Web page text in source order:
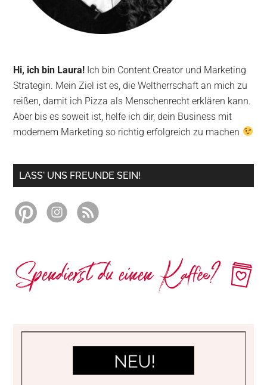
Hi, ich bin Laura! Ich bin Content Creator und Marketing
Strategin. Mein Ziel ist es, die Weltherrschaft an mich zu
reißen, damit ich Pizza als Menschenrecht erklären kann.
Aber bis es soweit ist, helfe ich dir, dein Business mit
modernem Marketing so richtig erfolgreich zu machen
LASS' UNS FREUNDE SEIN!